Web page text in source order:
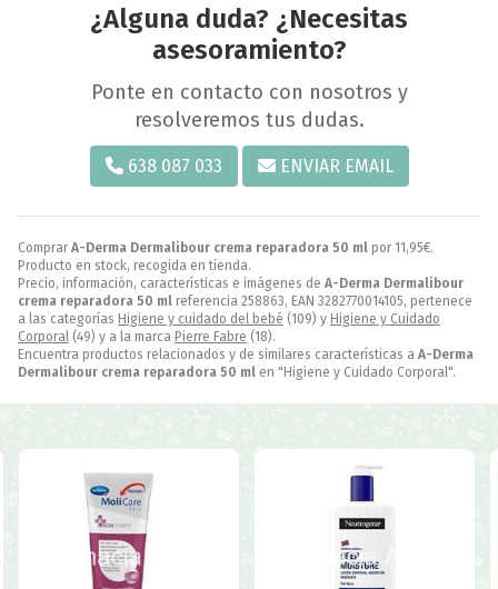
Comprar A-Derma Dermalibour crema reparadora 50 ml por 11,95€.
Producto en stock, recogida en tienda.
Precio, información, características e imágenes de A-Derma Dermalibour
crema reparadora 50 ml referencia 258863, EAN 3282770014105, pertenece
a las categorías Higiene y cuidado del bebé (109) y Higiene y Cuidado
Corporal (49) y a la marca Pierre Fabre (18).
Encuentra productos relacionados y de similares características a A-Derma
Dermalibour crema reparadora 50 ml en "Higiene y Cuidado Corporal".
¿Alguna duda? ¿Necesitas
asesoramiento?
Ponte en contacto con nosotros y
resolveremos tus dudas.
638 087 033 ENVIAR EMAIL